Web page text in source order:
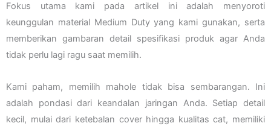
Fokus utama kami pada artikel ini adalah menyoroti
keunggulan material Medium Duty yang kami gunakan, serta
memberikan gambaran detail spesifikasi produk agar Anda
tidak perlu lagi ragu saat memilih.
Kami paham, memilih mahole tidak bisa sembarangan. Ini
adalah pondasi dari keandalan jaringan Anda. Setiap detail
kecil, mulai dari ketebalan cover hingga kualitas cat, memiliki